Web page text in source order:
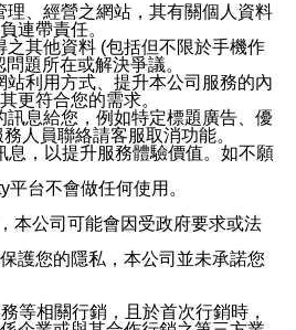
、經營之網站，其有關個人資料
連帶責任。
其他資料 (包括但不限於手機作
題所在或解決爭議。
利用方式、提升本公司服務的內
更符合您的需求。
息給您，例如特定標題廣告、優
人員聯絡請客服取消功能。
，以提升服務體驗價值。如不願
台不會做任何使用。
本公司可能會因受政府要求或法
護您的隱私，本公司並未承諾您
等相關行銷，且於首次行銷時，